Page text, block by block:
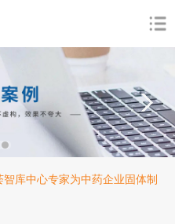
智库中心专家为中药企业固体制